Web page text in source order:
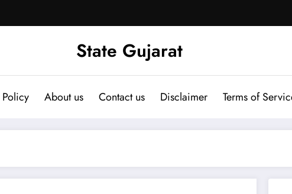
State Gujarat
About us Contact us Disclaimer Terms of